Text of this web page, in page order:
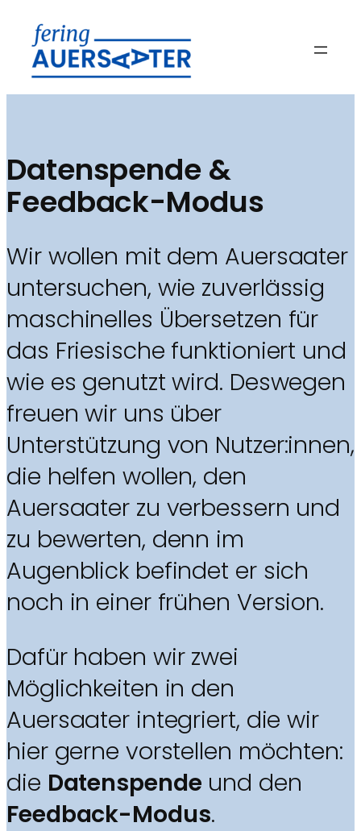
Inhalt
springen
Datenspende &
Feedback-Modus
Wir wollen mit dem Auersaater
untersuchen, wie zuverlässig
maschinelles Übersetzen für
das Friesische funktioniert und
wie es genutzt wird. Deswegen
freuen wir uns über
Unterstützung von Nutzer:innen,
die helfen wollen, den
Auersaater zu verbessern und
zu bewerten, denn im
Augenblick befindet er sich
noch in einer frühen Version.
Dafür haben wir zwei
Möglichkeiten in den
Auersaater integriert, die wir
hier gerne vorstellen möchten:
die Datenspende und den
Feedback-Modus.